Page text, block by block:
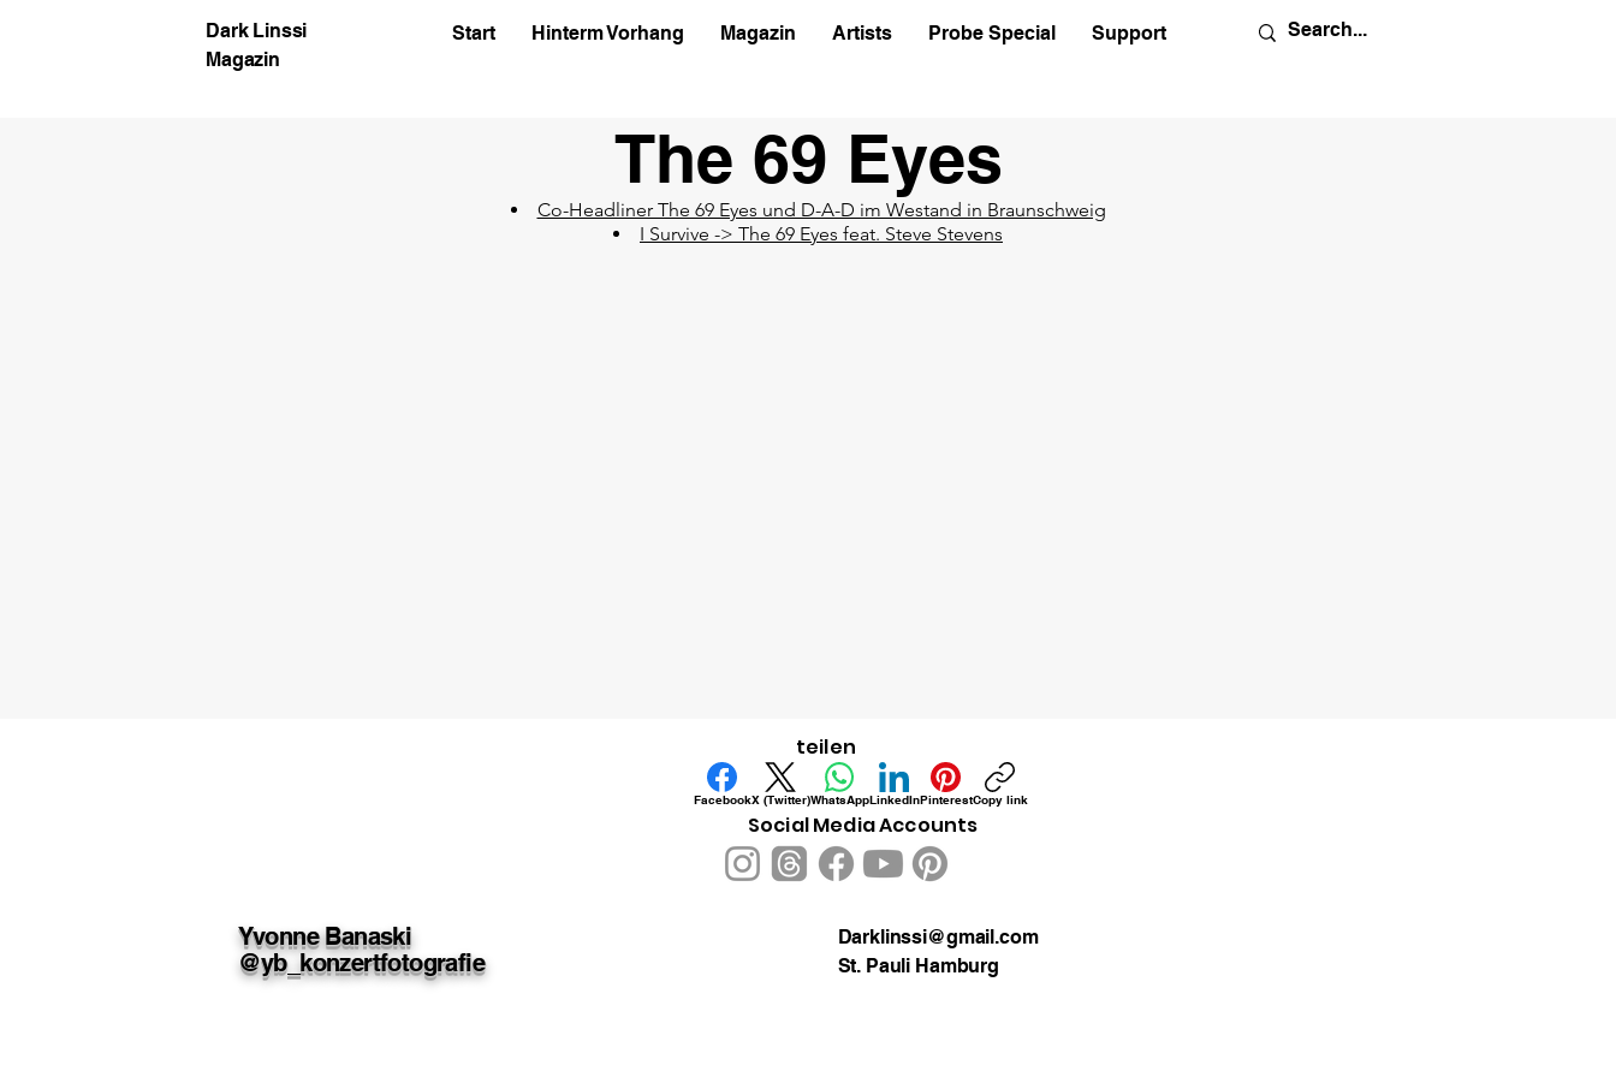
Dark Linssi
Magazin
Start Hinterm Vorhang Magazin Artists Probe Special Support
The 69 Eyes
Co-Headliner The 69 Eyes und D-A-D im Westand in Braunschweig
I Survive -> The 69 Eyes feat. Steve Stevens
teilen
FacebookX (Twitter)WhatsAppLinkedInPinterestCopy link
Social Media Accounts
Yvonne Banaski
@yb_konzertfotografie
Darklinssi@gmail.com
St. Pauli Hamburg